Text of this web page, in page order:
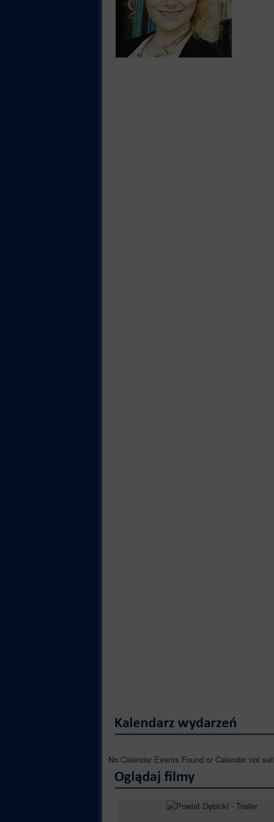
No Calendar Events Found or Calendar not